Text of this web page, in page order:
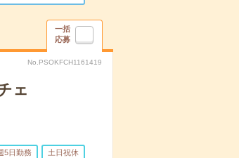
一括
応募
No.PSOKFCH1161419
ェ
5日勤務 土日祝休